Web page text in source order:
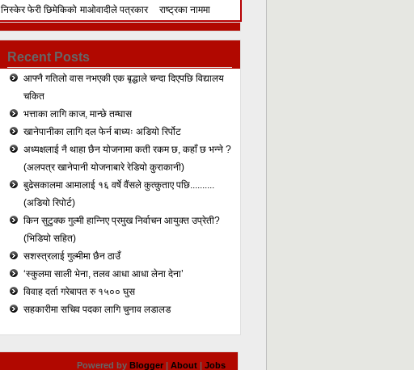
निस्केर फेरी छिमेकिको माओवादीले पत्रकार
राष्ट्रका नाममा
Recent Posts
आफ्नै गतिलो वास नभएकी एक बृद्धाले चन्दा दिएपछि विद्यालय
चकित
भत्ताका लागि काज, मान्छे तम्घास
खानेपानीका लागि दल फेर्न बाध्यः अडियो रिर्पोट
अध्यक्षलाई नै थाहा छैन योजनामा कती रकम छ, कहाँ छ भन्ने ?
(अलपत्र खानेपानी योजनाबारे रेडियो कुराकानी)
बुढेसकालमा आमालाई १६ वर्षे वैंसले कुत्कुताए पछि..........
(अडियो रिपोर्ट)
किन सुटुक्क गुल्मी हान्निए प्रमुख निर्वाचन आयुक्त उप्रेती?
(भिडियो सहित)
सशस्त्रलाई गुल्मीमा छैन ठाउँ
‘स्कुलमा साली भेना, तलव आधा आधा लेना देना’
विवाह दर्ता गरेबापत रु १५०० घुस
सहकारीमा सचिव पदका लागि चुनाव लडालड
Powered by Blogger | About | Jobs